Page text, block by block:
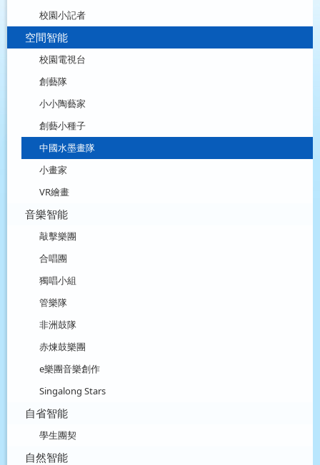
校園小記者
空間智能
校園電視台
創藝隊
小小陶藝家
創藝小種子
中國水墨畫隊
小畫家
VR繪畫
音樂智能
敲擊樂團
合唱團
獨唱小組
管樂隊
非洲鼓隊
赤煉鼓樂團
e樂團音樂創作
Singalong Stars
自省智能
學生團契
自然智能